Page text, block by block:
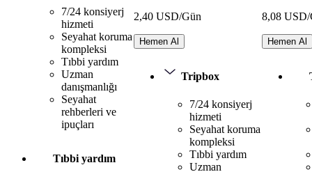
7/24 konsiyerj
hizmeti
Seyahat koruma
kompleksi
Tıbbi yardım
Uzman
danışmanlığı
Seyahat
rehberleri ve
ipuçları
Tıbbi yardım
2,40 USD/Gün
Hemen Al
Tripbox
7/24 konsiyerj
hizmeti
Seyahat koruma
kompleksi
Tıbbi yardım
Uzman
8,08 USD/
Hemen Al